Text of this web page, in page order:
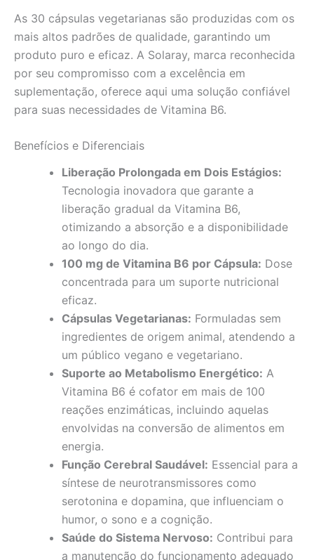
As 30 cápsulas vegetarianas são produzidas com os
mais altos padrões de qualidade, garantindo um
produto puro e eficaz. A Solaray, marca reconhecida
por seu compromisso com a excelência em
suplementação, oferece aqui uma solução confiável
para suas necessidades de Vitamina B6.
Benefícios e Diferenciais
Liberação Prolongada em Dois Estágios:
Tecnologia inovadora que garante a
liberação gradual da Vitamina B6,
otimizando a absorção e a disponibilidade
ao longo do dia.
100 mg de Vitamina B6 por Cápsula: Dose
concentrada para um suporte nutricional
eficaz.
Cápsulas Vegetarianas: Formuladas sem
ingredientes de origem animal, atendendo a
um público vegano e vegetariano.
Suporte ao Metabolismo Energético: A
Vitamina B6 é cofator em mais de 100
reações enzimáticas, incluindo aquelas
envolvidas na conversão de alimentos em
energia.
Função Cerebral Saudável: Essencial para a
síntese de neurotransmissores como
serotonina e dopamina, que influenciam o
humor, o sono e a cognição.
Saúde do Sistema Nervoso: Contribui para
a manutenção do funcionamento adequado